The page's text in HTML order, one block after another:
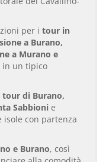
per i tour in
a Burano,
a Murano e
in un tipico
tour di Burano,
Sabbioni e
isole con partenza
e Burano, così